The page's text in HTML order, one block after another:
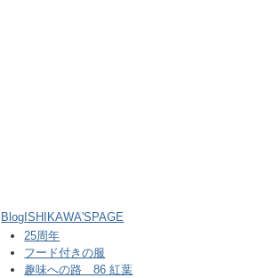
BlogISHIKAWA'SPAGE
25周年
フード付きの服
趣味への路 86 紅葉